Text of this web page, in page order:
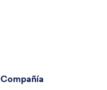
Compañía